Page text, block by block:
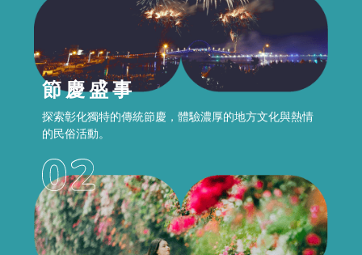
節慶盛事
探索彰化獨特的傳統節慶，體驗濃厚的地方文化與熱情
的民俗活動。